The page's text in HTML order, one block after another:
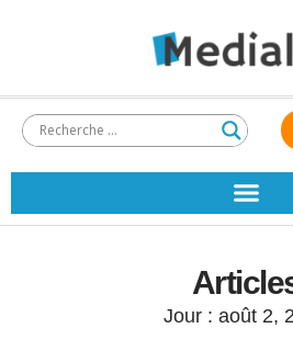
Jour : août 2,